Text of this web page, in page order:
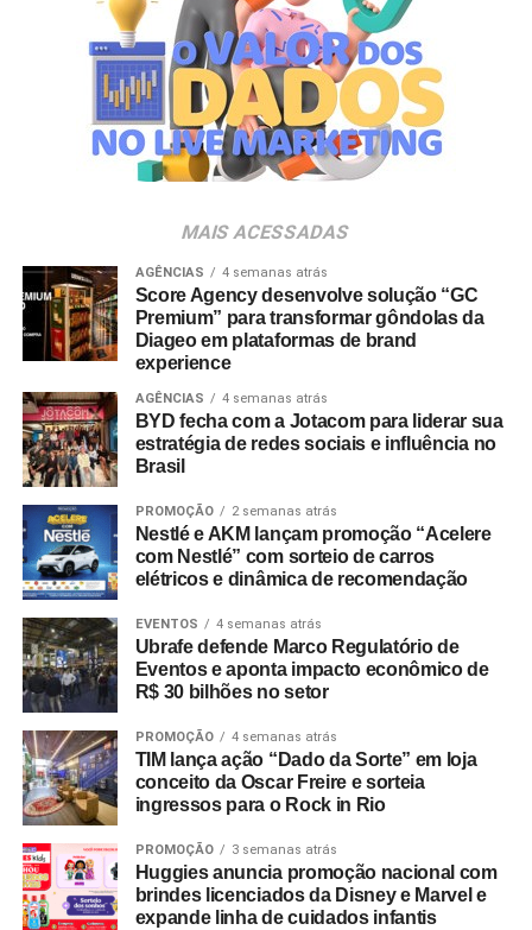
destaque na indústria e no varejo nacional. Entre as
empresas com presença executiva confirmada estão
Carrefour, Assaí Atacadista, Magalu, Panvel, Pague
Menos, Rappi e Dalben. “As marcas próprias vivem um
momento de expansão no Brasil e vêm conquistando um
papel cada vez mais estratégico tanto para varejistas
o fortalecimento desse mercado, que ainda tem um
enorme potencial de crescimento no país”, destaca
Johnny Reitzfeld, fundador eCEOda Amicci.
cadeia produtiva — incluindo varejistas, fabricantes,
distribuidores, fornecedores e consultores —
interessados no mapeamento de tendências e na
MAIS ACESSADAS
AGÊNCIAS 4 semanas atrás
Score Agency desenvolve solução “GC
Premium” para transformar gôndolas da
Diageo em plataformas de brand
experience
AGÊNCIAS 4 semanas atrás
BYD fecha com a Jotacom para liderar sua
estratégia de redes sociais e influência no
Brasil
PROMOÇÃO 2 semanas atrás
Nestlé e AKM lançam promoção “Acelere
com Nestlé” com sorteio de carros
elétricos e dinâmica de recomendação
EVENTOS 4 semanas atrás
Ubrafe defende Marco Regulatório de
Eventos e aponta impacto econômico de
R$ 30 bilhões no setor
PROMOÇÃO 4 semanas atrás
TIM lança ação “Dado da Sorte” em loja
conceito da Oscar Freire e sorteia
ingressos para o Rock in Rio
PROMOÇÃO 3 semanas atrás
Huggies anuncia promoção nacional com
brindes licenciados da Disney e Marvel e
expande linha de cuidados infantis